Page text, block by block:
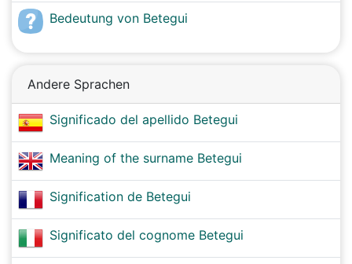
Bedeutung von Betegui
Andere Sprachen
Significado del apellido Betegui
Meaning of the surname Betegui
Signification de Betegui
Significato del cognome Betegui